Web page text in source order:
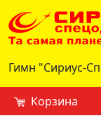
Гимн "Сириус-
Корзина